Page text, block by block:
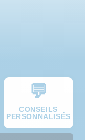
💬
CONSEILS
PERSONNALISÉS